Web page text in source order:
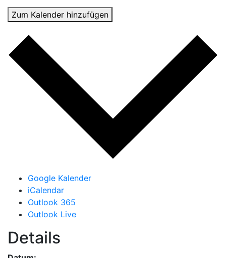
Zum Kalender hinzufügen
Google Kalender
iCalendar
Outlook 365
Outlook Live
Details